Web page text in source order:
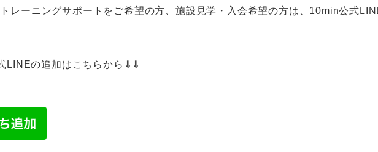
レーニングサポートをご希望の方、施設見学・入会希望の方は、10min公式
LINEの追加はこちらから⇓⇓